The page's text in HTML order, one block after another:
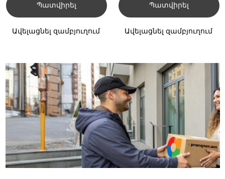
Պատվիրել
Ավելացնել զամբյուղում
Պատվիրել
Ավելացնել զամբյուղում